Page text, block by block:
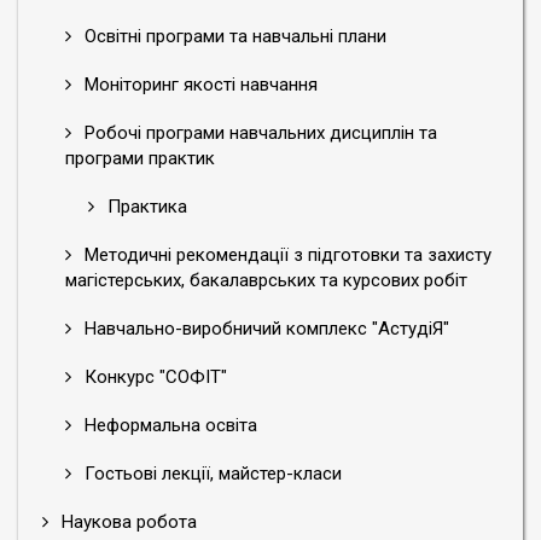
Освітні програми та навчальні плани
Моніторинг якості навчання
Робочі програми навчальних дисциплін та
програми практик
Практика
Методичні рекомендації з підготовки та захисту
магістерських, бакалаврських та курсових робіт
Навчально-виробничий комплекс "АстудіЯ"
Конкурс "СОФІТ"
Неформальна освіта
Гостьові лекції, майстер-класи
Наукова робота